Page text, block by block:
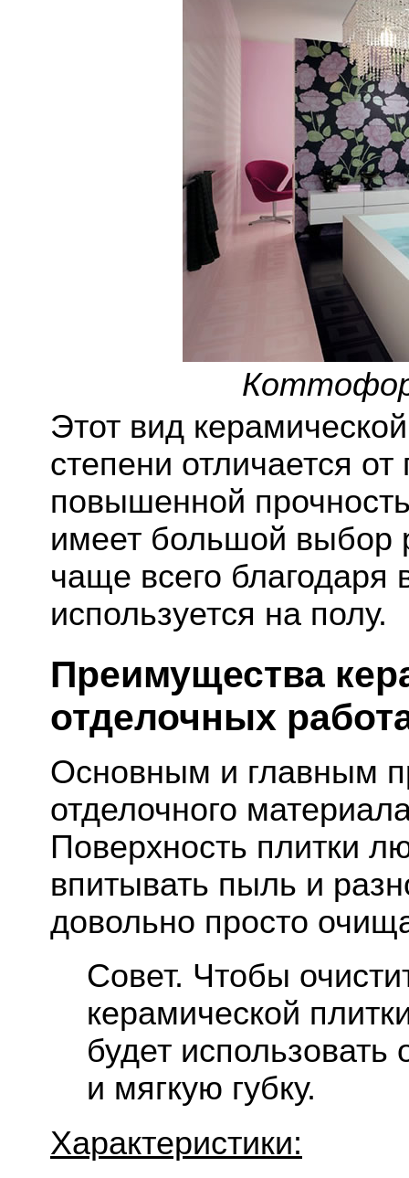
Этот вид
степени отличается
повышенной
имеет большой выбор
чаще всего благодаря
используется на полу.
Преимущества
отделочных
Основным и главным
отделочного
Поверхность плитки
впитывать пыль и
довольно просто
Совет. Чтобы
керамической
будет
и мягкую губку.
Характеристики: